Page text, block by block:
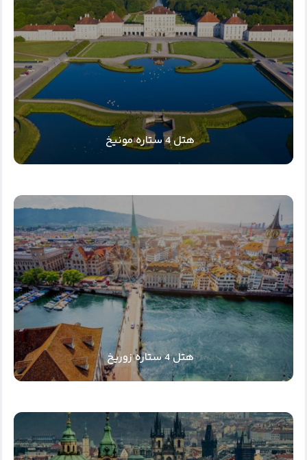
هتل 4 ستاره مونیخ
هتل 4 ستاره زوریخ